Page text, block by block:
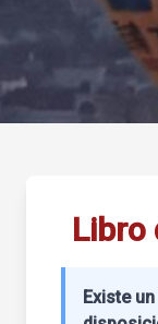
Libro
Existe